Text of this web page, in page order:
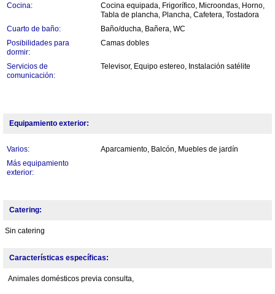
Cocina:
Cocina equipada, Frigorífico, Microondas, Horno,
Tabla de plancha, Plancha, Cafetera, Tostadora
Cuarto de baño:
Baño/ducha, Bañera, WC
Posibilidades para
dormir:
Camas dobles
Servicios de
comunicación:
Televisor, Equipo estereo, Instalación satélite
Equipamiento exterior:
Varios:
Aparcamiento, Balcón, Muebles de jardín
Más equipamiento
exterior:
Catering:
Sin catering
Características específicas:
Animales domésticos previa consulta,